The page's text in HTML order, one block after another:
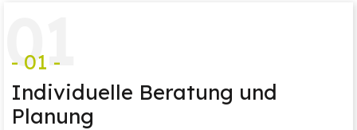
01
- 01 -
Individuelle Beratung und
Planung